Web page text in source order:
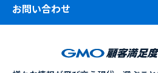
お問い合わせ